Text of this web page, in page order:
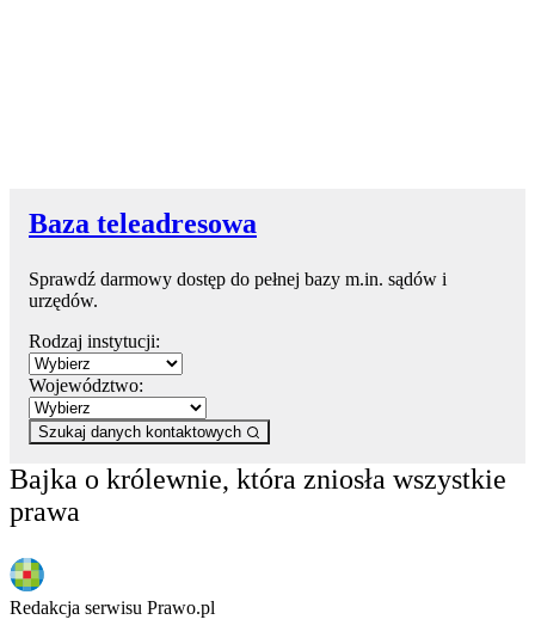
Baza teleadresowa
Sprawdź darmowy dostęp do pełnej bazy m.in. sądów i
urzędów.
Rodzaj instytucji:
Województwo:
Szukaj danych kontaktowych
Bajka o królewnie, która zniosła wszystkie
prawa
Redakcja serwisu Prawo.pl